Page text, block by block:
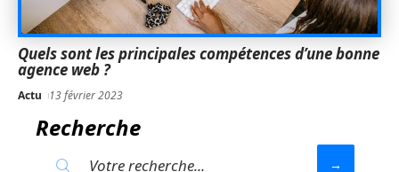
Quels sont les principales compétences d’une bonne
agence web ?
Actu 13 février 2023
Recherche